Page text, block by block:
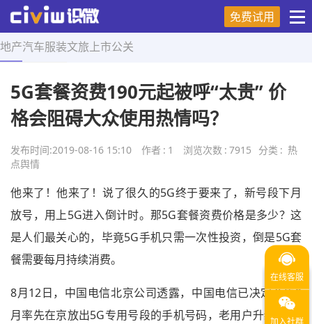
免费试用
地产汽车服装文旅 上市公关
首页 > 热点舆情 > 正文
5G套餐资费190元起被呼“太贵” 价
格会阻碍大众使用热情吗？
发布时间:2019-08-16 15:10 作者 : 1 浏览次数 : 7915 分类 : 热
点舆情
他来了！他来了！说了很久的5G终于要来了，新号段下月
放号，用上5G进入倒计时。那5G套餐资费价格是多少？这
是人们最关心的，毕竟5G手机只需一次性投资，倒是5G套
餐需要每月持续消费。
8月12日，中国电信北京公司透露，中国电信已决定今年9
月率先在京放出5G专用号段的手机号码，老用户升级5G无